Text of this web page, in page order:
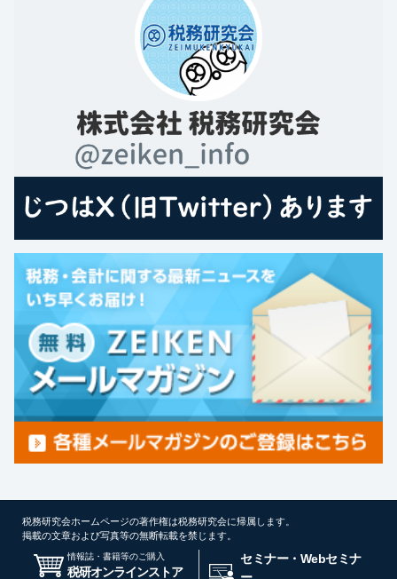
税務研究会ホームページの著作権は税務研究会に帰属します。
掲載の文章および写真等の無断転載を禁じます。
情報誌・書籍等のご購入
税研オンラインストア
セミナー・Webセミナ